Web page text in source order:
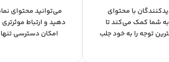
با محتوای
شما کمک می‌کند تا
توجه را به خود جلب
می‌توانید محتوای
دهید و ارتباط موثرتری
امکان دسترسی